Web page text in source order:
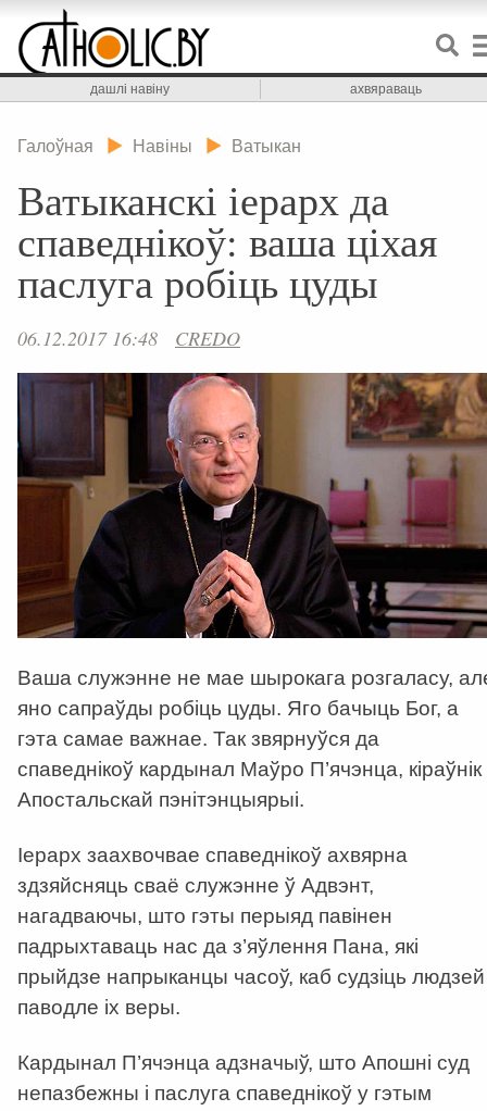
дашлі навіну ахвяраваць
Галоўная Навіны Ватыкан
Ватыканскі іерарх да
спаведнікоў: ваша ціхая
паслуга робіць цуды
06.12.2017 16:48 CREDO
Ваша служэнне не мае шырокага розгаласу,
яно сапраўды робіць цуды. Яго бачыць Бог, а
гэта самае важнае. Так звярнуўся да
спаведнікоў кардынал Маўро П’ячэнца, кіраўнік
Апостальскай пэнітэнцыярыі.
Іерарх заахвочвае спаведнікоў ахвярна
здзяйсняць сваё служэнне ў Адвэнт,
нагадваючы, што гэты перыяд павінен
падрыхтаваць нас да з’яўлення Пана, які
прыйдзе напрыканцы часоў, каб судзіць людзей
паводле іх веры.
Кардынал П’ячэнца адзначыў, што Апошні суд
непазбежны і паслуга спаведнікоў у гэтым